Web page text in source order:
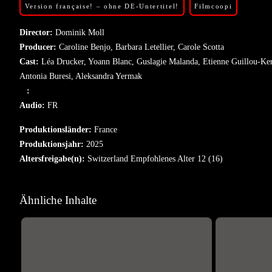
Version française! – ohne DE-Untertitel! Filmcoopi
Director: Dominik Moll
Producer: Caroline Benjo, Barbara Letellier, Carole Scotta
Cast: Léa Drucker, Yoann Blanc, Guslagie Malanda, Etienne Guillou-
Antonia Buresi, Aleksandra Yermak
   :
Audio: FR
Produktionsländer: France
Produktionsjahr: 2025
Altersfreigabe(n): Switzerland Empfohlenes Alter 12 (16)
Ähnliche Inhalte